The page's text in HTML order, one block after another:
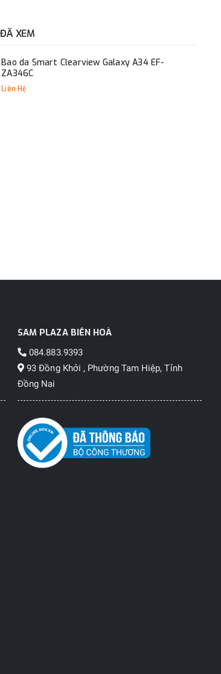
XEM
Bao da Smart Clearview Galaxy A34 EF-
ZA346C
Liên Hệ
SAM PLAZA BIÊN HOÀ
084.883.9393
93 Đồng Khởi , Phường Tam Hiệp, Tỉnh
Đồng Nai